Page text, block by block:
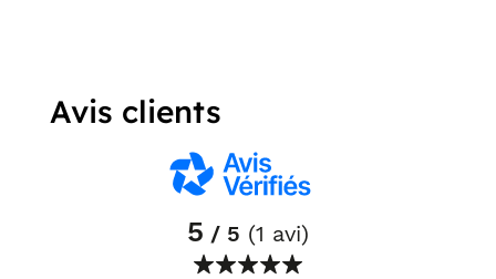
Avis clients
5 / 5 (1 avi)